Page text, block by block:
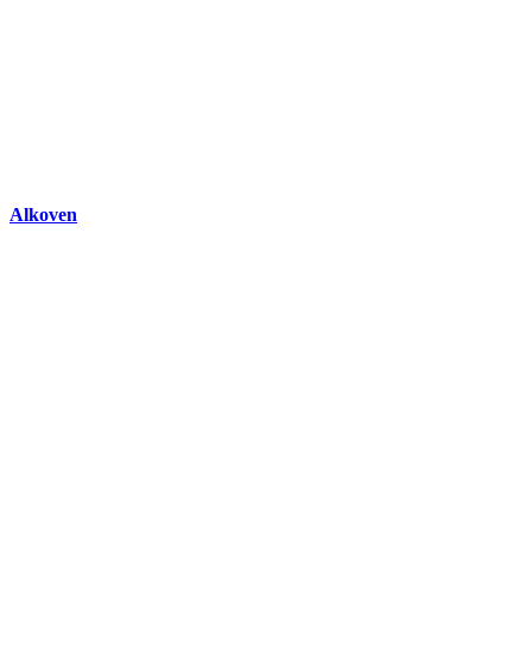
Alkoven